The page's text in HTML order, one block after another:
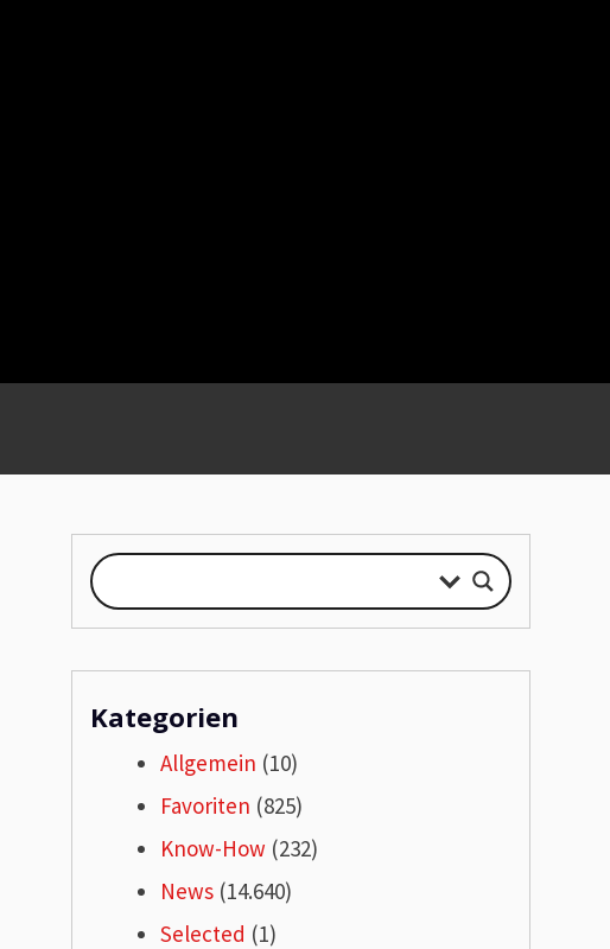
Kategorien
Allgemein (10)
Favoriten (825)
Know-How (232)
News(14.640)
Selected (1)